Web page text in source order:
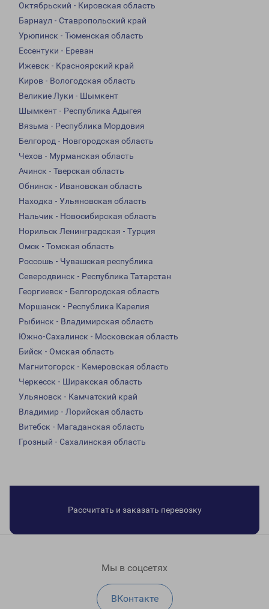
Октябрьский - Кировская область
Барнаул - Ставропольский край
Урюпинск - Тюменская область
Ессентуки - Ереван
Ижевск - Красноярский край
Киров - Вологодская область
Великие Луки - Шымкент
Шымкент - Республика Адыгея
Вязьма - Республика Мордовия
Белгород - Новгородская область
Чехов - Мурманская область
Ачинск - Тверская область
Обнинск - Ивановская область
Находка - Ульяновская область
Нальчик - Новосибирская область
Норильск Ленинградская - Турция
Омск - Томская область
Россошь - Чувашская республика
Северодвинск - Республика Татарстан
Георгиевск - Белгородская область
Моршанск - Республика Карелия
Рыбинск - Владимирская область
Южно-Сахалинск - Московская область
Бийск - Омская область
Магнитогорск - Кемеровская область
Черкесск - Ширакская область
Ульяновск - Камчатский край
Владимир - Лорийская область
Витебск - Магаданская область
Грозный - Сахалинская область
Рассчитать и заказать перевозку
Мы в соцсетях
ВКонтакте